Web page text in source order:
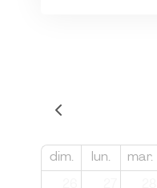
dim. lun. mar.